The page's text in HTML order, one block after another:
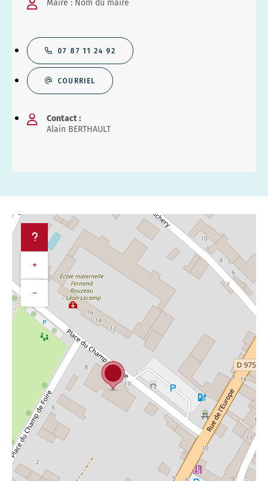
Maire : Nom du maire
07 87 11 24 92
COURRIEL
Contact :
Alain BERTHAULT
+
−